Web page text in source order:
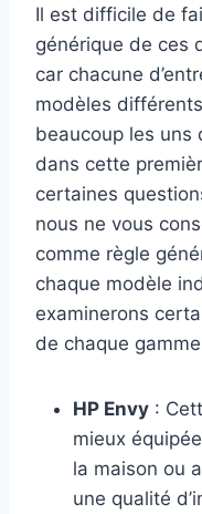
Il est difficile de
générique de ces
car chacune
modèles
beaucoup les uns
dans cette
certaines
nous ne vous
comme règle
chaque modèle
examinerons
de chaque
HP Envy :
mieux
la maison ou
une qualité